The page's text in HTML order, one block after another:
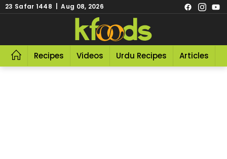
23 Safar 1448 | Aug 08, 2026
Recipes Videos Urdu Recipes Articles